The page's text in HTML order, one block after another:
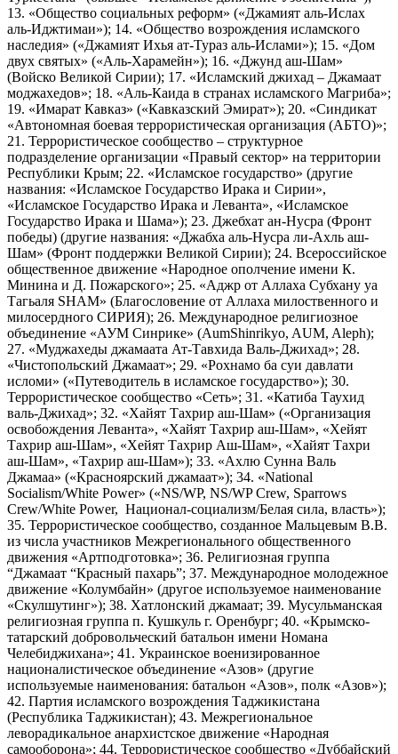
13. «Общество социальных реформ» («Джамият аль-Ислах
аль-Иджтимаи»); 14. «Общество возрождения исламского
наследия» («Джамият Ихья ат-Тураз аль-Ислами»); 15. «Дом
двух святых» («Аль-Харамейн»); 16. «Джунд аш-Шам»
(Войско Великой Сирии); 17. «Исламский джихад – Джамаат
моджахедов»; 18. «Аль-Каида в странах исламского Магриба»;
19. «Имарат Кавказ» («Кавказский Эмират»); 20. «Синдикат
«Автономная боевая террористическая организация (АБТО)»;
21. Террористическое сообщество – структурное
подразделение организации «Правый сектор» на территории
Республики Крым; 22. «Исламское государство» (другие
названия: «Исламское Государство Ирака и Сирии»,
«Исламское Государство Ирака и Леванта», «Исламское
Государство Ирака и Шама»); 23. Джебхат ан-Нусра (Фронт
победы) (другие названия: «Джабха аль-Нусра ли-Ахль аш-
Шам» (Фронт поддержки Великой Сирии); 24. Всероссийское
общественное движение «Народное ополчение имени К.
Минина и Д. Пожарского»; 25. «Аджр от Аллаха Субхану уа
Тагьаля SHAM» (Благословение от Аллаха милоственного и
милосердного СИРИЯ); 26. Международное религиозное
объединение «АУМ Синрике» (AumShinrikyo, AUM, Aleph);
27. «Муджахеды джамаата Ат-Тавхида Валь-Джихад»; 28.
«Чистопольский Джамаат»; 29. «Рохнамо ба суи давлати
исломи» («Путеводитель в исламское государство»); 30.
Террористическое сообщество «Сеть»; 31. «Катиба Таухид
валь-Джихад»; 32. «Хайят Тахрир аш-Шам» («Организация
освобождения Леванта», «Хайят Тахрир аш-Шам», «Хейят
Тахрир аш-Шам», «Хейят Тахрир Аш-Шам», «Хайят Тахри
аш-Шам», «Тахрир аш-Шам»); 33. «Ахлю Сунна Валь
Джамаа» («Красноярский джамаат»); 34. «National
Socialism/White Power» («NS/WP, NS/WP Crew, Sparrows
Crew/White Power, Национал-социализм/Белая сила, власть»);
35. Террористическое сообщество, созданное Мальцевым В.В.
из числа участников Межрегионального общественного
движения «Артподготовка»; 36. Религиозная группа
“Джамаат “Красный пахарь”; 37. Международное молодежное
движение «Колумбайн» (другое используемое наименование
«Скулшутинг»); 38. Хатлонский джамаат; 39. Мусульманская
религиозная группа п. Кушкуль г. Оренбург; 40. «Крымско-
татарский добровольческий батальон имени Номана
Челебиджихана»; 41. Украинское военизированное
националистическое объединение «Азов» (другие
используемые наименования: батальон «Азов», полк «Азов»);
42. Партия исламского возрождения Таджикистана
(Республика Таджикистан); 43. Межрегиональное
леворадикальное анархистское движение «Народная
самооборона»; 44. Террористическое сообщество «Дуббайский